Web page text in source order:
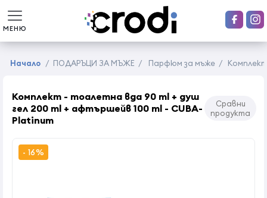
МЕНЮ
Начало / ПОДАРЪЦИ ЗА МЪЖЕ / Парфюм за мъже /
Комплект - тоалетна вда 90 ml + душ
гел 200 ml + афтършейв 100 ml - CUBA-
Platinum
Сравни
продукта
- 16%